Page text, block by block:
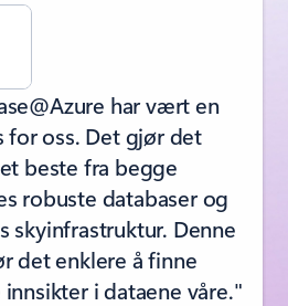
har vært en
for oss. Det gjør det
beste fra begge
robuste databaser og
skyinfrastruktur. Denne
det enklere å finne
i dataene våre."